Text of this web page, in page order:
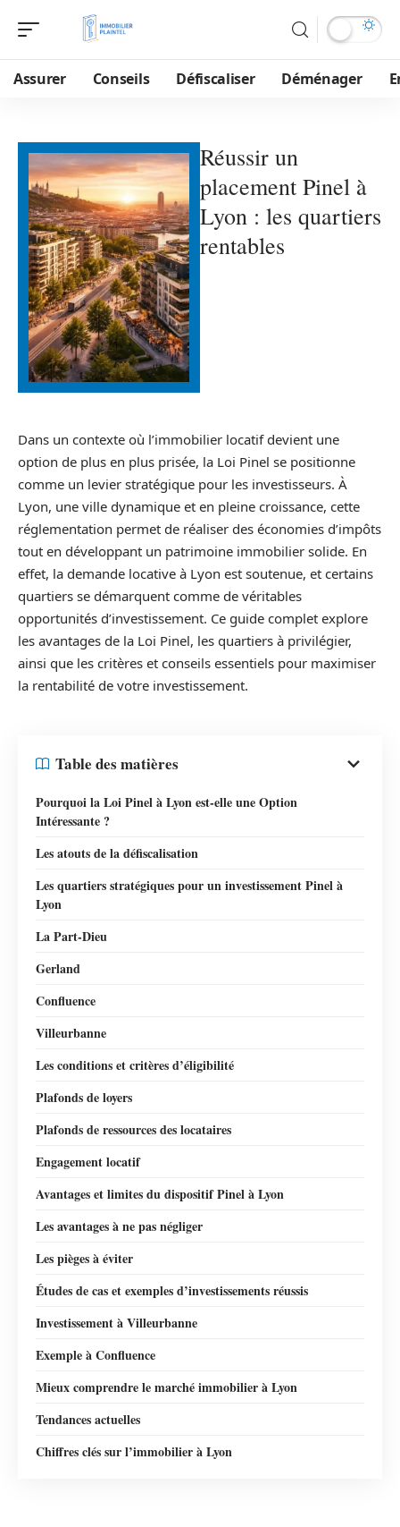
Assurer Conseils Défiscaliser Déménager
Réussir un
placement Pinel à
Lyon : les quartiers
rentables
Dans un contexte où l’immobilier locatif devient une
option de plus en plus prisée, la Loi Pinel se positionne
comme un levier stratégique pour les investisseurs. À
Lyon, une ville dynamique et en pleine croissance, cette
réglementation permet de réaliser des économies d’impôts
tout en développant un patrimoine immobilier solide. En
effet, la demande locative à Lyon est soutenue, et certains
quartiers se démarquent comme de véritables
opportunités d’investissement. Ce guide complet explore
les avantages de la Loi Pinel, les quartiers à privilégier,
ainsi que les critères et conseils essentiels pour maximiser
la rentabilité de votre investissement.
Table des matières
Pourquoi la Loi Pinel à Lyon est-elle une Option
Intéressante ?
Les atouts de la défiscalisation
Les quartiers stratégiques pour un investissement Pinel à
Lyon
La Part-Dieu
Gerland
Confluence
Villeurbanne
Les conditions et critères d’éligibilité
Plafonds de loyers
Plafonds de ressources des locataires
Engagement locatif
Avantages et limites du dispositif Pinel à Lyon
Les avantages à ne pas négliger
Les pièges à éviter
Études de cas et exemples d’investissements réussis
Investissement à Villeurbanne
Exemple à Confluence
Mieux comprendre le marché immobilier à Lyon
Tendances actuelles
Chiffres clés sur l’immobilier à Lyon